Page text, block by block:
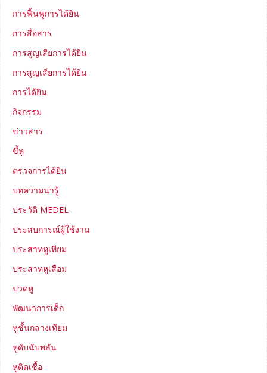
การฟื้นฟูการได้ยิน
การสื่อสาร
การสูญเสียการได้ยิน
การสูญเสียการได้ยิน
การได้ยิน
กิจกรรม
ข่าวสาร
ขี้หู
ตรวจการได้ยิน
บทความน่ารู้
ประวัติ MEDEL
ประสบการณ์ผู้ใช้งาน
ประสาทหูเทียม
ประสาทหูเสื่อม
ปวดหู
พัฒนาการเด็ก
หูชั้นกลางเทียม
หูดับฉับพลัน
หูติดเชื้อ